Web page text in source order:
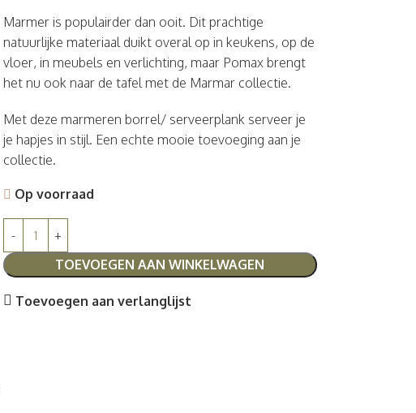
Marmer is populairder dan ooit. Dit prachtige
natuurlijke materiaal duikt overal op in keukens, op de
vloer, in meubels en verlichting, maar Pomax brengt
het nu ook naar de tafel met de Marmar collectie.
Met deze marmeren borrel/ serveerplank serveer je
je hapjes in stijl. Een echte mooie toevoeging aan je
collectie.
Op voorraad
TOEVOEGEN AAN WINKELWAGEN
Toevoegen aan verlanglijst